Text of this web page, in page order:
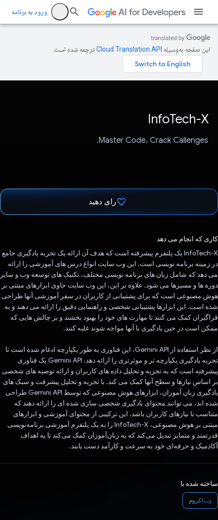
ورود به برنامه
این صفحه به‌وسیله ترجمه شده است.
InfoTech-X
Master Code، Crack Callenges.
رای دهید
کاری که انجام می دهد
InfoTech-X یک پلتفرم پیشرفته است که هدف آن ارائه یک تجربه یادگیری جامع
در زمینه برنامه نویسی است. این وب سایت انواع درس های آموزشی را ارائه
می دهد که شامل زبان های برنامه نویسی مختلف، تکنیک های توسعه وب و سایر
دوره ها و مسیرها می شود. علاوه بر این، این وب سایت حاوی ابزارهای مبتنی بر
هوش مصنوعی است که برای پشتیبانی از کاربران در سفر آموزشی آنها طراحی
شده است. این ابزارها پشتیبانی شخصی و راهنمایی دقیق را ارائه می دهند و به
فراگیران کمک می کنند تا مهارت های خود را بهبود بخشند و بر چالش هایی که
ممکن است در حین یادگیری با آنها مواجه شوند غلبه کنند.
از نظر استفاده از Gemini API، این فناوری به طور یکپارچه ادغام شده است تا
تجربه یادگیری یکپارچه تر و موثرتری را ارائه دهد. Gemini API یک فناوری
پیشرفته است که به تجزیه و تحلیل داده های کاربران و ارائه توصیه های شخصی
بر اساس نیازها و سطح آنها کمک می کند. با تجزیه و تحلیل پیشرفت و سبک های
یادگیری زبان آموزان، ابزارهای هوش مصنوعی که توسط Gemini API طراحی
شده اند، می توانند محتوای یادگیری شخصی سازی شده ای را ارائه دهند که
متناسب با نیازهای کاربران باشد. این ترکیبی از محتوای آموزشی و ابزارهای
مبتنی بر هوش مصنوعی، InfoTech-X را به یک پلتفرم آموزشی برنامه‌نویسی
قدرتمند و متمایز تبدیل می‌کند که به زبان‌آموزان کمک می‌کند تا به اهداف
آکادمیک و حرفه‌ای خود به سرعت و کارآمد دست یابند.
ساخته شده با
وب/کروم